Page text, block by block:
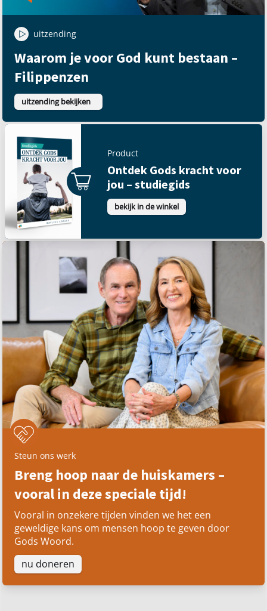
uitzending
Waarom je voor God kunt bestaan –
Filippenzen
uitzending bekijken
Product
Ontdek Gods kracht voor
jou – studiegids
bekijk in de winkel
Steun ons werk
Breng hoop naar de huiskamers –
vooral in deze speciale tijd!
Vooral in onzekere tijden vinden we het een
geweldige kans om mensen hoop te geven door
Gods Woord.
nu doneren